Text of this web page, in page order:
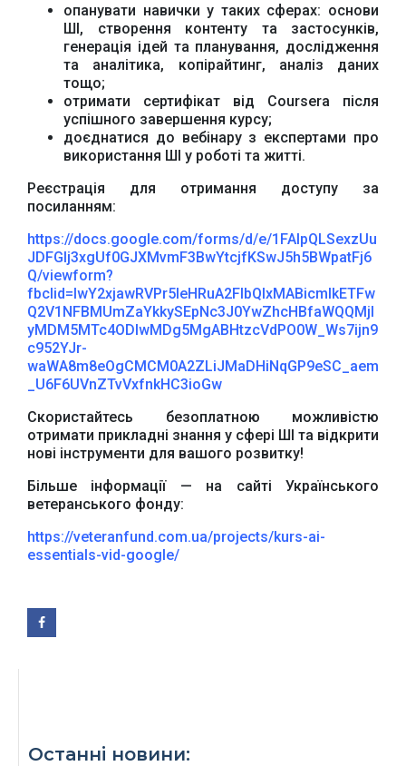
опанувати навички у таких сферах: основи
ШІ, створення контенту та застосунків,
генерація ідей та планування, дослідження
та аналітика, копірайтинг, аналіз даних
тощо;
отримати сертифікат від Coursera після
успішного завершення курсу;
доєднатися до вебінару з експертами про
використання ШІ у роботі та житті.
Реєстрація для отримання доступу за
посиланням:
https://docs.google.com/forms/d/e/1FAIpQLSexzUu
JDFGlj3xgUf0GJXMvmF3BwYtcjfKSwJ5h5BWpatFj6
Q/viewform?
fbclid=IwY2xjawRVPr5leHRuA2FlbQIxMABicmlkETFw
Q2V1NFBMUmZaYkkySEpNc3J0YwZhcHBfaWQQMjI
yMDM5MTc4ODIwMDg5MgABHtzcVdPO0W_Ws7ijn9
c952YJr-
waWA8m8eOgCMCM0A2ZLiJMaDHiNqGP9eSC_aem
_U6F6UVnZTvVxfnkHC3ioGw
Скористайтесь безоплатною можливістю
отримати прикладні знання у сфері ШІ та відкрити
нові інструменти для вашого розвитку!
Більше інформації — на сайті Українського
ветеранського фонду:
https://veteranfund.com.ua/projects/kurs-ai-
essentials-vid-google/
Останні новини:
Офіційний веб-сайт
Верховної Ради
України
Офіційне інтернет-
представництво
Президента України
Урядовий портал
Офіційний веб-сайт
Бориспільської РДА
Офіційний веб-сайт